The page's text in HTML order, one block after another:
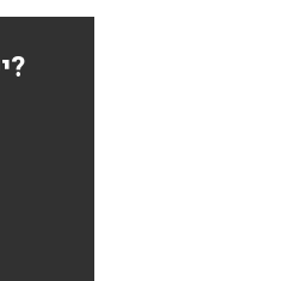
יש לכם עכבר או חולדה בבית?